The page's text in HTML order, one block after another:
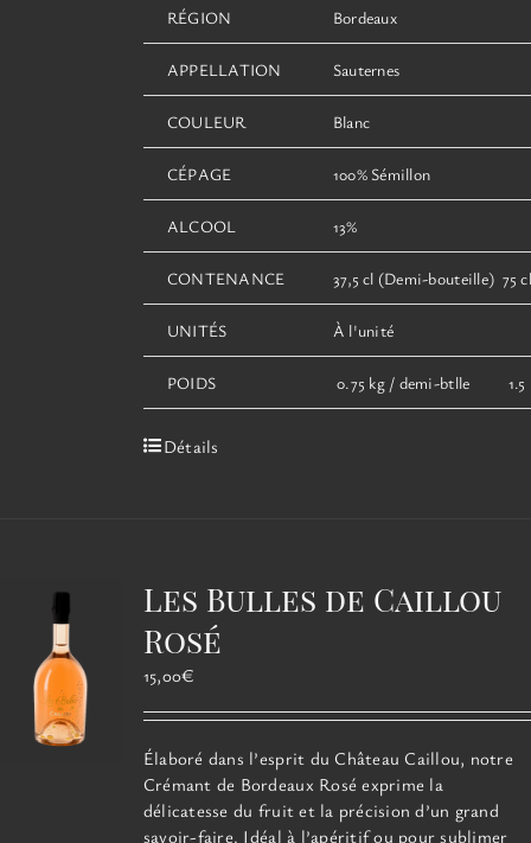
RÉGION Bordeaux
APPELLATION Sauternes
COULEUR Blanc
CÉPAGE 100% Sémillon
ALCOOL 13%
CONTENANCE 37,5 cl (Demi-bouteille) 75
UNITÉS À l'unité
POIDS 0.75 kg / demi-btlle 1.5
Détails
Les Bulles de Caillou
Rosé
15,00€
Élaboré dans l’esprit du Château Caillou, notre
Crémant de Bordeaux Rosé exprime la
délicatesse du fruit et la précision d’un grand
savoir-faire. Idéal à l’apéritif ou pour sublimer